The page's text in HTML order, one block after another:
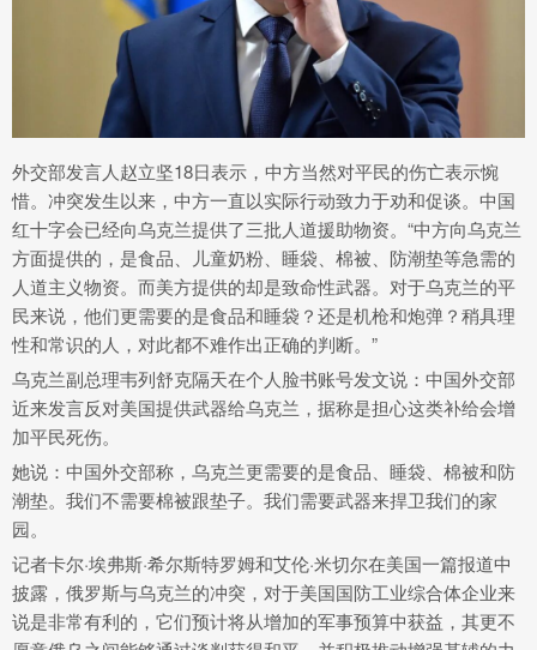
外交部发言人赵立坚18日表示，中方当然对平民的伤亡表示惋
惜。冲突发生以来，中方一直以实际行动致力于劝和促谈。中国
红十字会已经向乌克兰提供了三批人道援助物资。“中方向乌克兰
方面提供的，是食品、儿童奶粉、睡袋、棉被、防潮垫等急需的
人道主义物资。而美方提供的却是致命性武器。对于乌克兰的平
民来说，他们更需要的是食品和睡袋？还是机枪和炮弹？稍具理
性和常识的人，对此都不难作出正确的判断。”
乌克兰副总理韦列舒克隔天在个人脸书账号发文说：中国外交部
近来发言反对美国提供武器给乌克兰，据称是担心这类补给会增
加平民死伤。
她说：中国外交部称，乌克兰更需要的是食品、睡袋、棉被和防
潮垫。我们不需要棉被跟垫子。我们需要武器来捍卫我们的家
园。
记者卡尔·埃弗斯·希尔斯特罗姆和艾伦·米切尔在美国一篇报道中
披露，俄罗斯与乌克兰的冲突，对于美国国防工业综合体企业来
说是非常有利的，它们预计将从增加的军事预算中获益，其更不